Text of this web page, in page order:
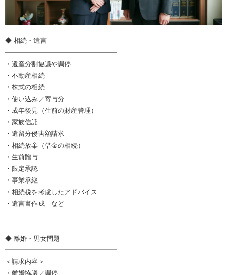
◆ 相続・遺言
━━━━━━━━━━━━━━━━━
・遺産分割協議や調停
・不動産相続
・株式の相続
・使い込み／寄与分
・成年後見（生前の財産管理）
・家族信託
・遺留分侵害額請求
・相続放棄（借金の相続）
・生前贈与
・限定承認
・事業承継
・相続税を考慮したアドバイス
・遺言書作成 など
◆ 離婚・男女問題
━━━━━━━━━━━━━━━━━
＜請求内容＞
・離婚協議／調停